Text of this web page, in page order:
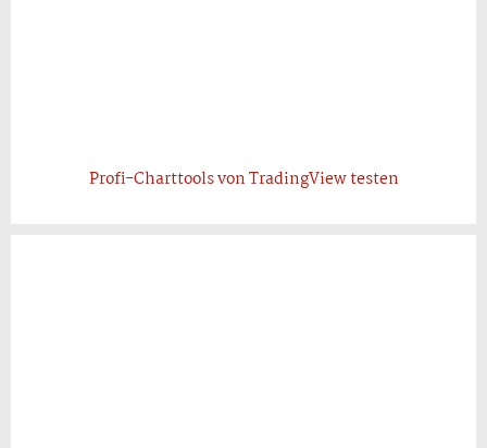
Profi-Charttools von TradingView testen